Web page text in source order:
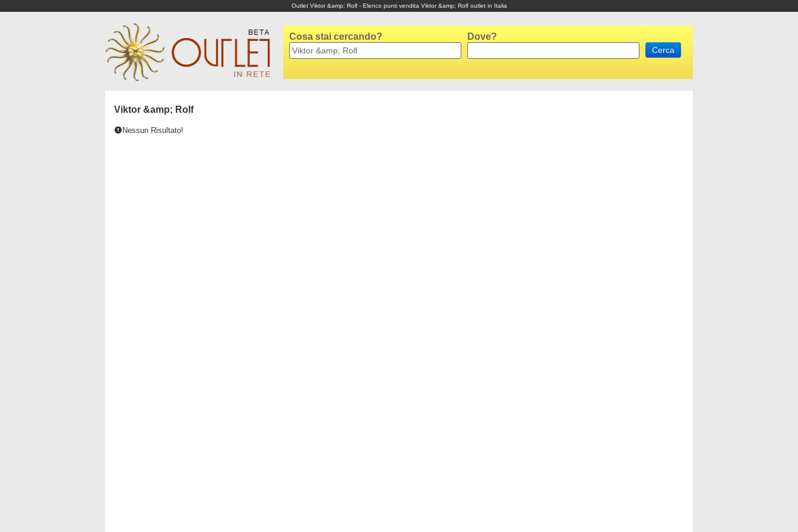
Outlet Viktor &amp; Rolf - Elenco punti vendita Viktor &amp; Rolf outlet in Italia
Cosa stai cercando? Dove?
Viktor &amp; Rolf
Nessun Risultato!